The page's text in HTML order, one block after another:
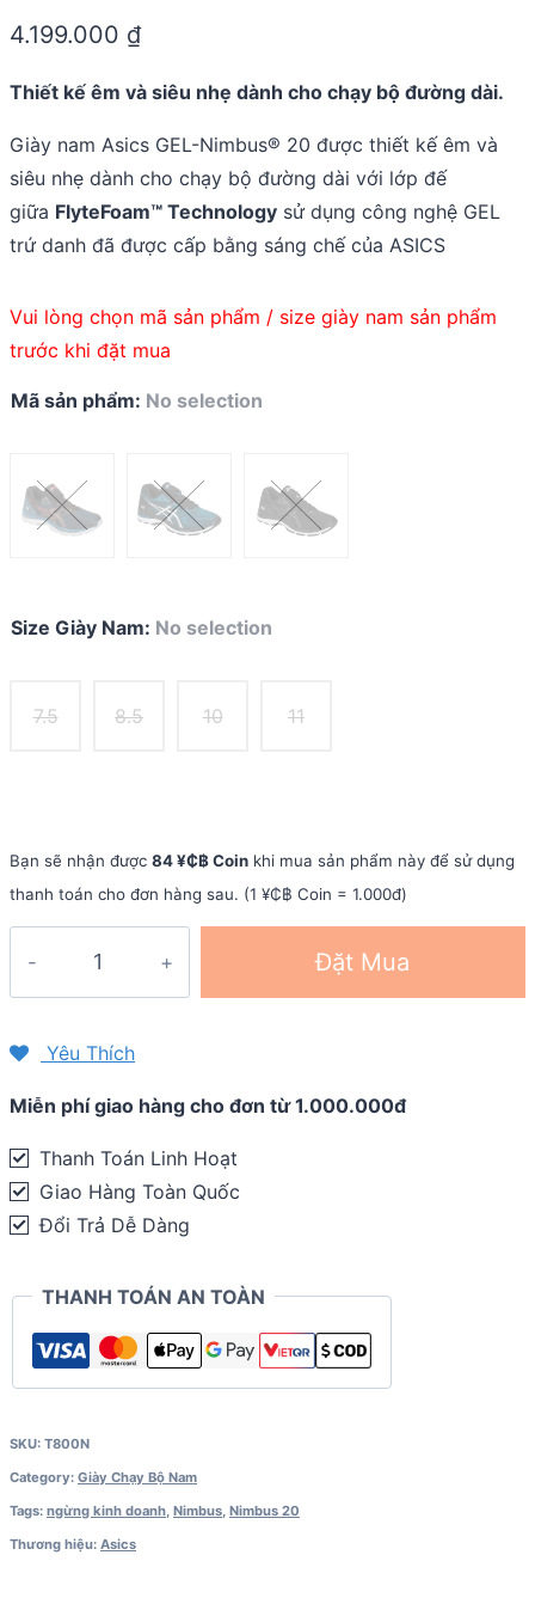
out
4.199.000 ₫
Thiết kế êm và siêu nhẹ dành cho chạy bộ đường dài.
Giày nam Asics GEL-Nimbus® 20 được thiết kế êm và
siêu nhẹ dành cho chạy bộ đường dài với lớp đế
giữa FlyteFoam™ Technology sử dụng công nghệ GEL
trứ danh đã được cấp bằng sáng chế của ASICS
Vui lòng chọn mã sản phẩm / size giày nam sản phẩm
trước khi đặt mua
Mã sản phẩm: No selection
Size Giày Nam: No selection
7.5 8.5 10 11
Bạn sẽ nhận được 84 ¥₵฿ Coin khi mua sản phẩm này để sử dụng
thanh toán cho đơn hàng sau. (1 ¥₵฿ Coin = 1.000đ)
GEL-
20
quantity
Đặt Mua
Yêu Thích
Miễn phí giao hàng cho đơn từ 1.000.000đ
Thanh Toán Linh Hoạt
Giao Hàng Toàn Quốc
Đổi Trả Dễ Dàng
THANH TOÁN AN TOÀN
SKU: T800N
Category: Giày Chạy Bộ Nam
Tags: ngừng kinh doanh, Nimbus, Nimbus 20
Thương hiệu: Asics